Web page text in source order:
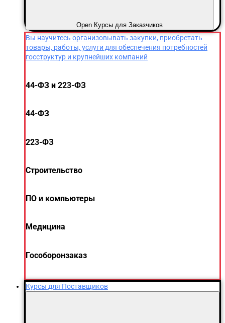
Open Курсы для Заказчиков
Вы научитесь организовывать закупки, приобретать
товары, работы, услуги для обеспечения потребностей
госструктур и крупнейших компаний
44-ФЗ и 223-ФЗ
44-ФЗ
223-ФЗ
Строительство
ПО и компьютеры
Медицина
Гособоронзаказ
Курсы для Поставщиков